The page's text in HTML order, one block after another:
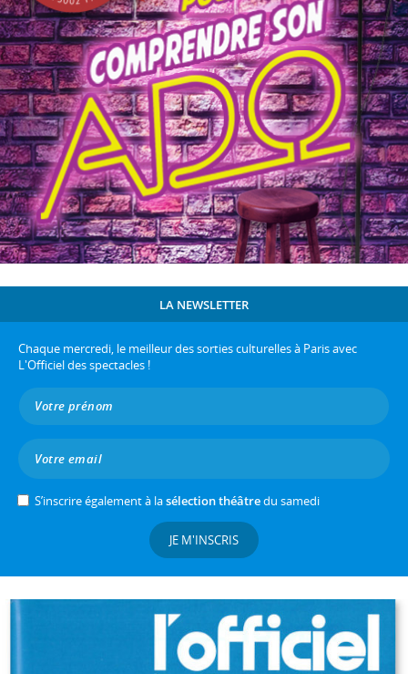
LA NEWSLETTER
Chaque mercredi, le meilleur des sorties culturelles à Paris avec
L'Officiel des spectacles !
S’inscrire également à lasélection théâtredu samedi
JE M'INSCRIS